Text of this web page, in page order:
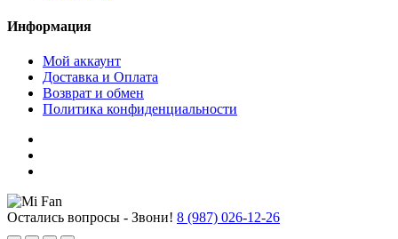
Информация
Мой аккаунт
Доставка и Оплата
Возврат и обмен
Политика конфиденциальности
Остались вопросы - Звони! 8 (987) 026-12-26